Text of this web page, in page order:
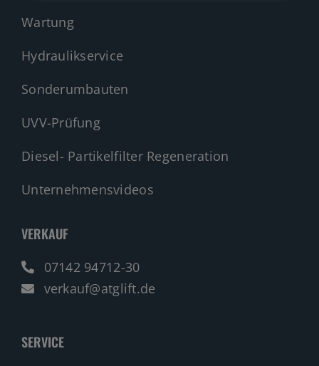
Wartung
Hydraulikservice
Sonderumbauten
UVV-Prüfung
Diesel- Partikelfilter Regeneration
Unternehmensvideos
VERKAUF
07142 94712-30
verkauf@atglift.de
SERVICE